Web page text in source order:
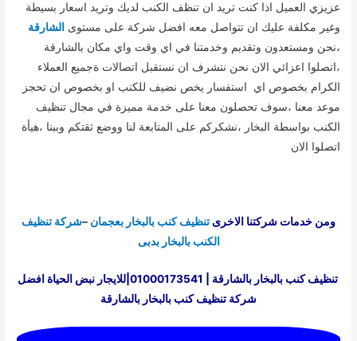
عزيزي العميل اذا كنت تريد ان تنظف الكنب لديك وتريد اسعار بسيطة
وغير مكلفة عليك ان تتواصل معه افضل شركة على مستوى الشارقة
،نحن ومستعدون وتقديم وخدمتنا في اي وقت واي مكان بالشارقة
،اتصلوا اعزائي الان نحن نتشرف ان نستقبل اتصالات ةجميع العملاء
الكرام بخصوص اي استفسار يخص نضيف للكنب او بخصوص ان تحجز
موعد معنا ،سوف تحصلون معنا على خدمة مميزة في مجال تنظيف
الكنب بواسطة البخار ،نشكركم على المتابعة لنا ووضع ثقتكم وببنا ،هيأة
اتصلوا الان
ومن خدمات شركتنا الاخرى تنظيف كنب بالبخار بعجمان –شركة تنظيف
الكنب بالبخار بدبى
تنظيف كنب بالبخار بالشارقة | 01000173541|للايجار نبض الحياة افضل
شركة تنظيف كنب بالبخار بالشارقة